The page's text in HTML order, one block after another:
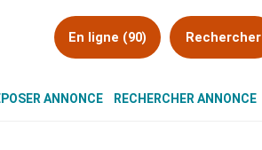
En ligne (90) Rechercher
ANNONCE RECHERCHER ANNONCE